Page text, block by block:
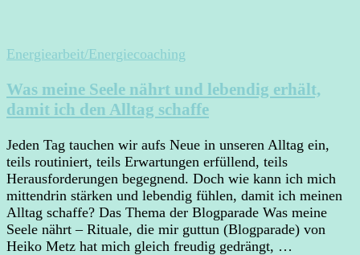
Energiearbeit/Energiecoaching
Was meine Seele nährt und lebendig erhält,
damit ich den Alltag schaffe
Jeden Tag tauchen wir aufs Neue in unseren Alltag ein,
teils routiniert, teils Erwartungen erfüllend, teils
Herausforderungen begegnend. Doch wie kann ich mich
mittendrin stärken und lebendig fühlen, damit ich meinen
Alltag schaffe? Das Thema der Blogparade Was meine
Seele nährt – Rituale, die mir guttun (Blogparade) von
Heiko Metz hat mich gleich freudig gedrängt, …